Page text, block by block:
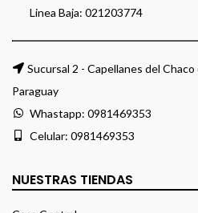
Linea Baja: 021203774
Sucursal 2 - Capellanes del
Paraguay
Whastapp: 0981469353
Celular: 0981469353
NUESTRAS TIENDAS